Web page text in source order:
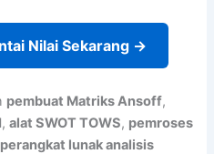
Nilai Sekarang →
pembuat Matriks Ansoff,
,alat SWOT TOWS, pemroses
perangkat lunak analisis